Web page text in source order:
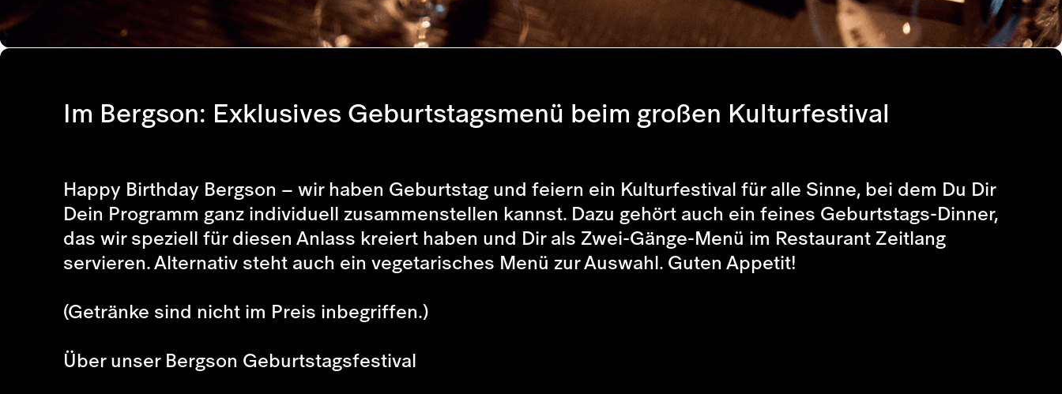
Im Bergson: Exklusives Geburtstagsmenü beim großen Kulturfestival
Happy Birthday Bergson – wir haben Geburtstag und feiern ein Kulturfestival für alle Sinne, bei dem Du Dir
Dein Programm ganz individuell zusammenstellen kannst. Dazu gehört auch ein feines Geburtstags-Dinner,
das wir speziell für diesen Anlass kreiert haben und Dir als Zwei-Gänge-Menü im Restaurant Zeitlang
servieren. Alternativ steht auch ein vegetarisches Menü zur Auswahl. Guten Appetit!
(Getränke sind nicht im Preis inbegriffen.)
Über unser Bergson Geburtstagsfestival